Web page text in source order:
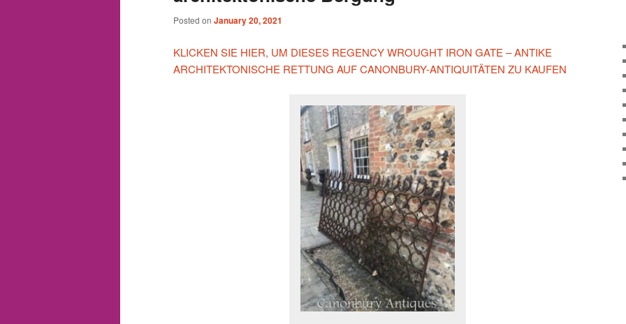
Posted on January 20, 2021
KLICKEN SIE HIER, UM DIESES REGENCY WROUGHT IRON GATE – ANTIKE
ARCHITEKTONISCHE RETTUNG AUF CANONBURY-ANTIQUITÄTEN ZU KAUFEN